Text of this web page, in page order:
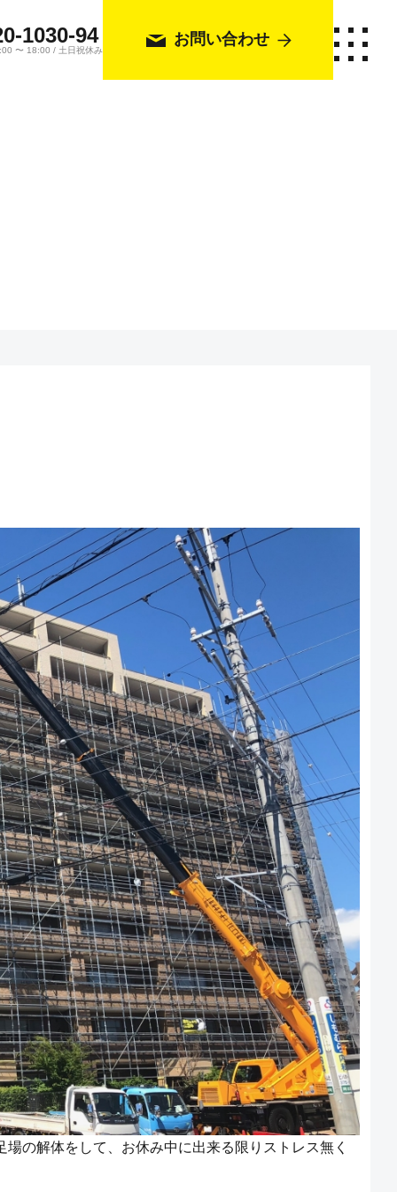
1030-94
〜 18:00 / 土日祝休み
お問い合わせ
の解体をして、お休み中に出来る限りストレス無く